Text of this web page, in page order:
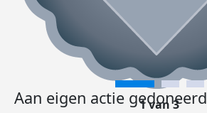
Aan eigen actie gedoneerd
1 van 3